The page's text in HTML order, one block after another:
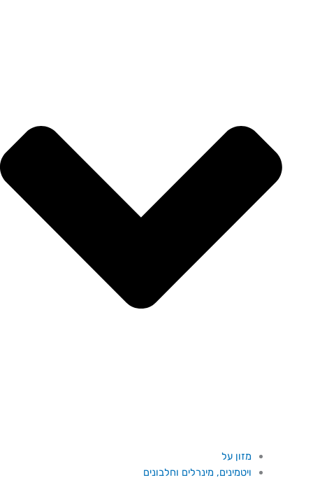
מזון על
ויטמינים, מינרלים וחלבונים